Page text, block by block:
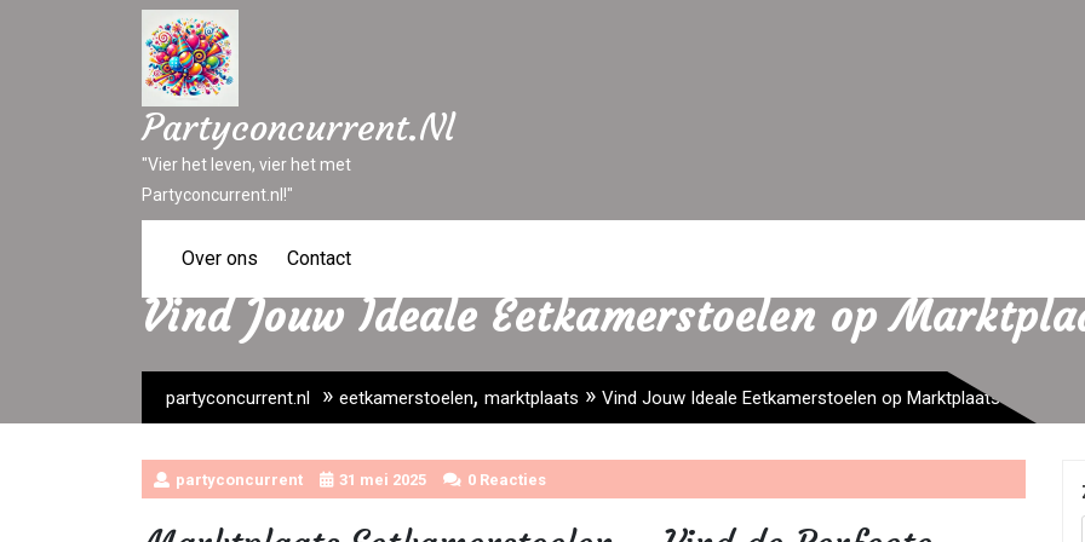
Partyconcurrent.nl
"Vier het leven, vier het met
Partyconcurrent.nl!"
Over ons Contact
Vind Jouw Ideale Eetkamerstoelen op
partyconcurrent.nl » eetkamerstoelen, marktplaats » Vind Jouw Ideale Eetkamerstoelen op Marktplaats
partyconcurrent 31 mei 2025 0 Reacties